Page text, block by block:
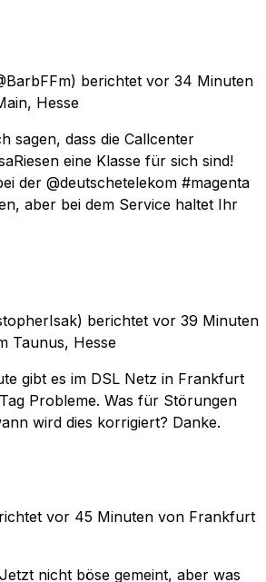
berichtet vor 34 Minuten
Hesse
sagen, dass die Callcenter
eine Klasse für sich sind!
der @deutschetelekom #magenta
aber bei dem Service haltet Ihr
berichtet vor 39 Minuten
Taunus, Hesse
gibt es im DSL Netz in Frankfurt
Probleme. Was für Störungen
wird dies korrigiert? Danke.
vor 45 Minuten von Frankfurt
nicht böse gemeint, aber was